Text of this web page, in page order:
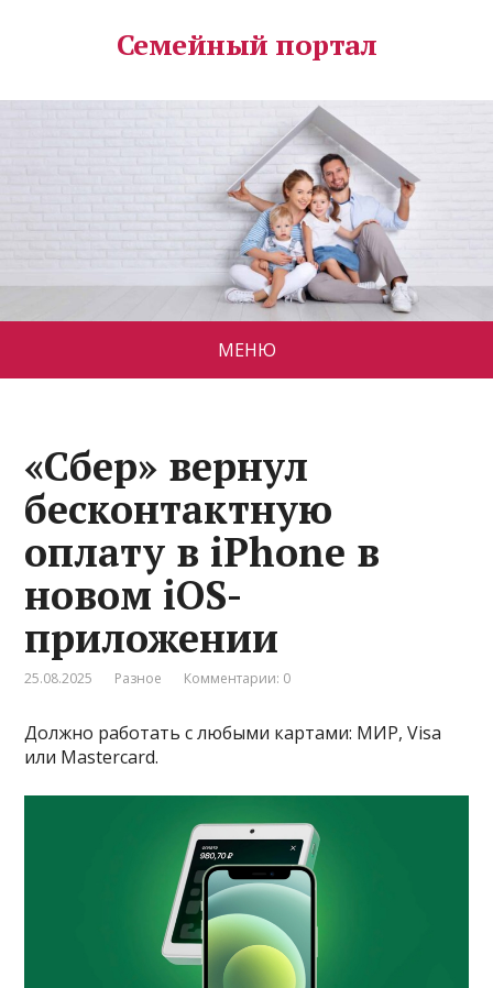
Семейный портал
МЕНЮ
«Сбер» вернул
бесконтактную
оплату в iPhone в
новом iOS-
приложении
25.08.2025 Разное Комментарии: 0
Должно работать с любыми картами: МИР, Visa
или Mastercard.